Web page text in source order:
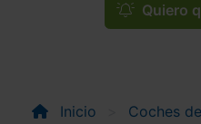
Quiero
Inicio Coches